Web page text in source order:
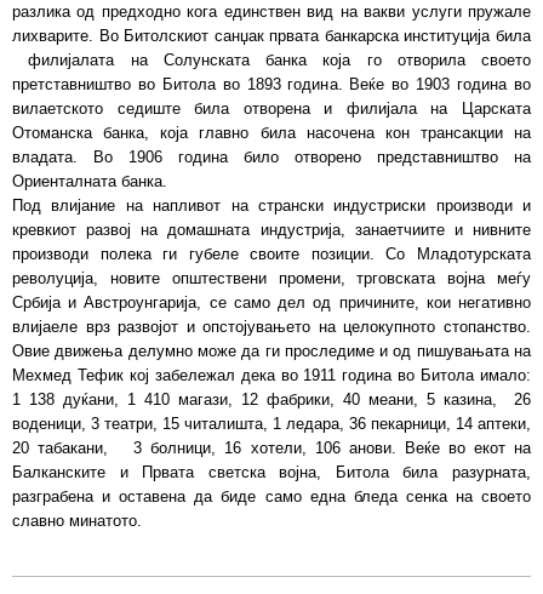
разлика од предходно кога единствен вид на вакви услуги пружале
лихварите. Во Битолскиот санџак првата банкарска институција била
филијалата на Солунската банка која го отворила своето
претставништво во Битола во 1893 година. Веќе во 1903 година во
вилаетското седиште била отворена и филијала на Царската
Отоманска банка, која главно била насочена кон трансакции на
владата. Во 1906 година било отворено представништво на
Ориенталната банка.
Под влијание на напливот на странски индустриски производи и
кревкиот развој на домашната индустрија, занаетчиите и нивните
производи полека ги губеле своите позиции. Со Младотурската
револуција, новите општествени промени, трговската војна меѓу
Србија и Австроунгарија, се само дел од причините, кои негативно
влијаеле врз развојот и опстојувањето на целокупното стопанство.
Овие движења делумно може да ги проследиме и од пишувањата на
Мехмед Тефик кој забележал дека во 1911 година во Битола имало:
1 138 дуќани, 1 410 магази, 12 фабрики, 40 меани, 5 казина, 26
воденици, 3 театри, 15 читалишта, 1 ледара, 36 пекарници, 14 аптеки,
20 табакани, 3 болници, 16 хотели, 106 анови. Веќе во екот на
Балканските и Првата светска војна, Битола била разурната,
разграбена и оставена да биде само една бледа сенка на своето
славно минатото.